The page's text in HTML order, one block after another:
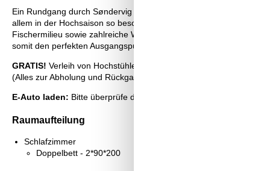
Ein Rundgang durch Søndervig führt dich zu charmanten
allem in der Hochsaison so besonders macht. Für weitere lokale
Fischermilieu sowie zahlreiche Wassersportmöglichkeiten einen
somit den perfekten Ausgangspunkt für Gross plus Klein. Hier
GRATIS! Verleih von Hochstühlen und Babybetten. Sind Haustiere
(Alles zur Abholung und Rückgabe bei ).
E-Auto laden: Bitte überprüfe die Hausbeschreibung, ob das
Raumaufteilung
Schlafzimmer
Doppelbett - 2*90*200